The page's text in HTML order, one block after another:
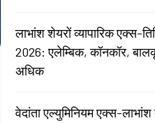
लाभांश शेयरों व्यापारिक
2026: एलेम्बिक, कॉनकॉर,
अधिक
वेदांता एल्युमिनियम एक्स-